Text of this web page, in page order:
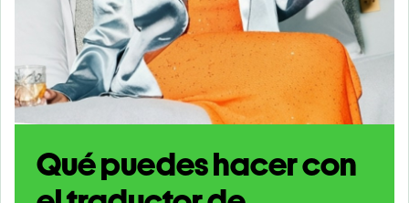
Qué puedes hacer con